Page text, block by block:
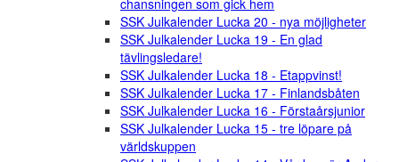
chansningen som gick hem
SSK Julkalender Lucka 20 - nya möjligheter
SSK Julkalender Lucka 19 - En glad
tävlingsledare!
SSK Julkalender Lucka 18 - Etappvinst!
SSK Julkalender Lucka 17 - Finlandsbåten
SSK Julkalender Lucka 16 - Förstaårsjunior
SSK Julkalender Lucka 15 - tre löpare på
världskuppen